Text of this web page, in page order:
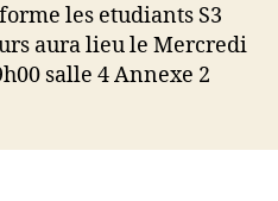
les etudiants S3
aura lieu le Mercredi
salle 4 Annexe 2